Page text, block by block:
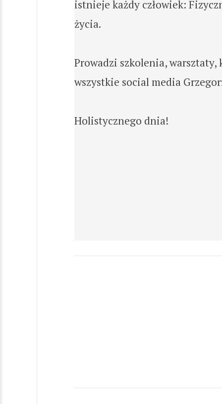
istnieje każdy człowiek:
życia.
Prowadzi szkolenia,
wszystkie social media
Holistycznego dnia!